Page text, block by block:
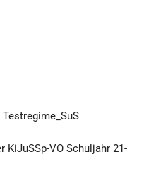
KiJuSSp-VO Schuljahr 21-